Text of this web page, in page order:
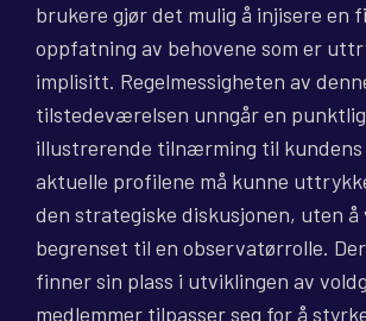
brukere gjør det mulig å injisere en
oppfatning av behovene som er
implisitt. Regelmessigheten av
tilstedeværelsen unngår en
illustrerende tilnærming til kundens
aktuelle profilene må kunne
den strategiske diskusjonen, uten
begrenset til en observatørrolle.
finner sin plass i utviklingen av
medlemmer tilpasser seg for å